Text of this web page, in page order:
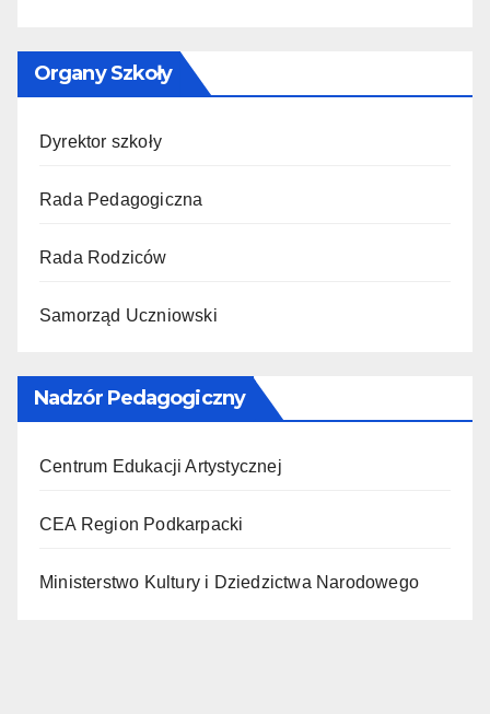
Organy Szkoły
Dyrektor szkoły
Rada Pedagogiczna
Rada Rodziców
Samorząd Uczniowski
Nadzór Pedagogiczny
Centrum Edukacji Artystycznej
CEA Region Podkarpacki
Ministerstwo Kultury i Dziedzictwa Narodowego